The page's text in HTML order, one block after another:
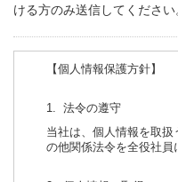
ける方のみ送信してください
【個人情報保護方針】
1. 法令の遵守
当社は、個人情報を取
の他関係法令を全役社員